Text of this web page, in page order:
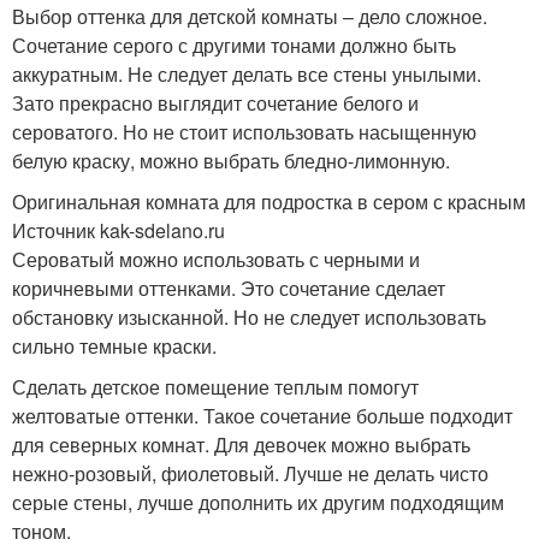
Выбор оттенка для детской комнаты – дело сложное.
Сочетание серого с другими тонами должно быть
аккуратным. Не следует делать все стены унылыми.
Зато прекрасно выглядит сочетание белого и
сероватого. Но не стоит использовать насыщенную
белую краску, можно выбрать бледно-лимонную.
Оригинальная комната для подростка в сером с красным
Источник kak-sdelano.ru
Сероватый можно использовать с черными и
коричневыми оттенками. Это сочетание сделает
обстановку изысканной. Но не следует использовать
сильно темные краски.
Сделать детское помещение теплым помогут
желтоватые оттенки. Такое сочетание больше подходит
для северных комнат. Для девочек можно выбрать
нежно-розовый, фиолетовый. Лучше не делать чисто
серые стены, лучше дополнить их другим подходящим
тоном.